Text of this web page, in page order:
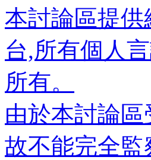
本討論區提
台,所有個人
所有。
由於本討論
故不能完全